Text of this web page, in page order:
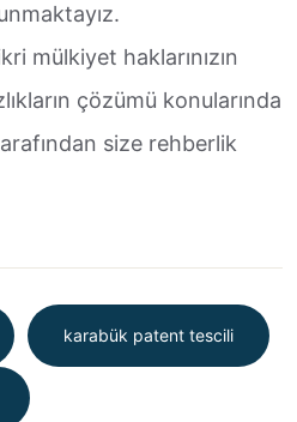
mülkiyet haklarınızın
çözümü konularında
size rehberlik
karabük patent tescili